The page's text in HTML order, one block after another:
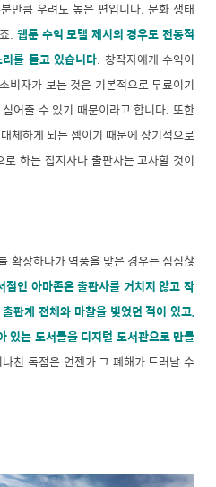
만큼 우려도 높은 편입니다. 문화 생태
. 웹툰 수익 모델 제시의 경우도 전통적
를 듣고 있습니다. 창작자에게 수익이
비자가 보는 것은 기본적으로 무료이기
어줄 수 있기 때문이라고 합니다. 또한
체하게 되는 셈이기 때문에 장기적으로
하는 잡지사나 출판사는 고사할 것이
확장하다가 역풍을 맞은 경우는 심심찮
점인 아마존은 출판사를 거치지 않고 작
판계 전체와 마찰을 빚었던 적이 있고,
있는 도서들을 디지털 도서관으로 만들
나친 독점은 언젠가 그 폐해가 드러날 수